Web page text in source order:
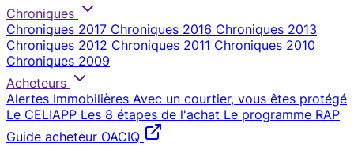
Chroniques
Chroniques 2017 Chroniques 2016 Chroniques 2013
Chroniques 2012 Chroniques 2011 Chroniques 2010
Chroniques 2009
Acheteurs
Alertes Immobilières Avec un courtier, vous êtes protégé
Le CELIAPP Les 8 étapes de l'achat Le programme RAP
Guide acheteur OACIQ